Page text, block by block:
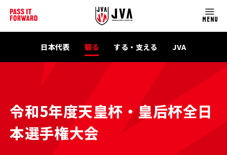
MENU
日本代表 観る する・支える JVA
令和5年度天皇杯・皇后杯全日
本選手権大会